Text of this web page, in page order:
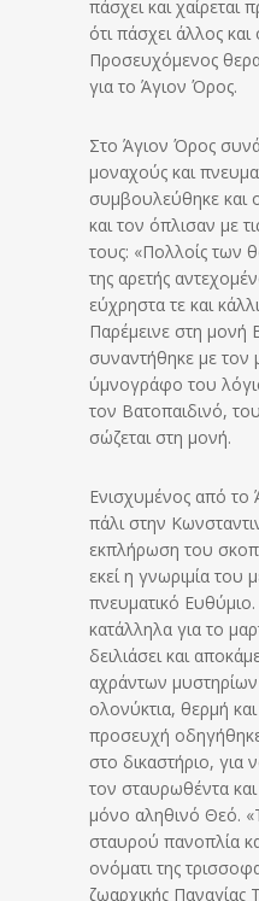
πάσχει και χαίρεται
ότι πάσχει άλλος και
Προσευχόμενος
για το Άγιον Όρος.
Στο Άγιον Όρος
μοναχούς και
συμβουλεύθηκε και
και τον όπλισαν με
τους: «Πολλοίς των
της αρετής
εύχρηστα τε και
Παρέμεινε στη μονή
συναντήθηκε με τον
ύμνογράφο του
τον Βατοπαιδινό,
σώζεται στη μονή.
Ενισχυμένος από το
πάλι στην
εκπλήρωση του
εκεί η γνωριμία του
πνευματικό
κατάλληλα για το
δειλιάσει και
αχράντων
ολονύκτια, θερμή
προσευχή
στο δικαστήριο, για
τον σταυρωθέντα
μόνο αληθινό Θεό.
σταυρού πανοπλία
ονόματι της
ζωαρχικής Παναγίας